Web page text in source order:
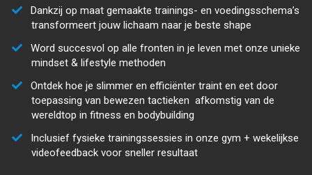
Dankzij op maat gemaakte trainings- en voedingsschema’s
transformeert jouw lichaam naar je beste shape
Word succesvol op alle fronten in je leven met onze unieke
mindset & lifestyle methoden
​Ontdek hoe je slimmer en efficiënter traint en eet door
toepassing van bewezen tactieken afkomstig van de
wereldtop in fitness en bodybuilding
​Inclusief fysieke trainingssessies in onze gym + wekelijkse
videofeedback voor sneller resultaat